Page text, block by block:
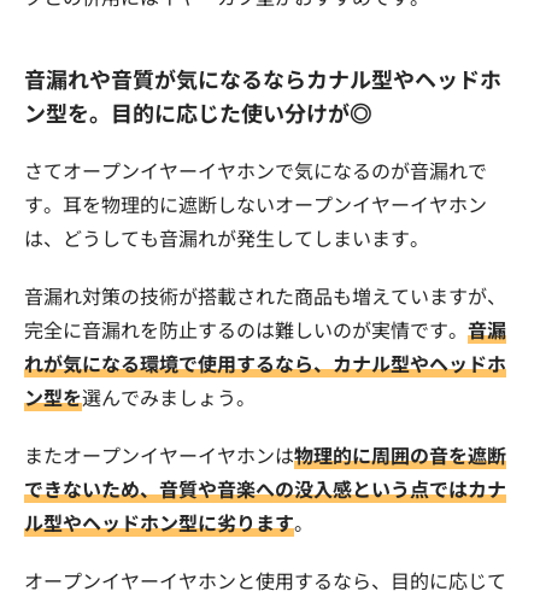
音漏れや音質が気になるならカナル型やヘッドホ
ン型を。目的に応じた使い分けが◎
さてオープンイヤーイヤホンで気になるのが音漏れで
す。耳を物理的に遮断しないオープンイヤーイヤホン
は、どうしても音漏れが発生してしまいます。
音漏れ対策の技術が搭載された商品も増えていますが、
完全に音漏れを防止するのは難しいのが実情です。 音漏
れが気になる環境で使用するなら、カナル型やヘッドホ
ン型を選んでみましょう。
またオープンイヤーイヤホンは物理的に周囲の音を遮断
できないため、音質や音楽への没入感という点ではカナ
ル型やヘッドホン型に劣ります。
オープンイヤーイヤホンと使用するなら、目的に応じて